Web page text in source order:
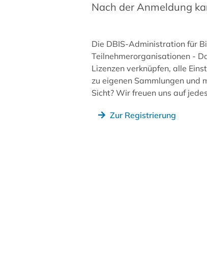
Nach der Anmeldung
Die DBIS-Administration für
Teilnehmerorganisationen -
Lizenzen verknüpfen, alle
zu eigenen Sammlungen und
Sicht? Wir freuen uns auf
Zur Registrierung